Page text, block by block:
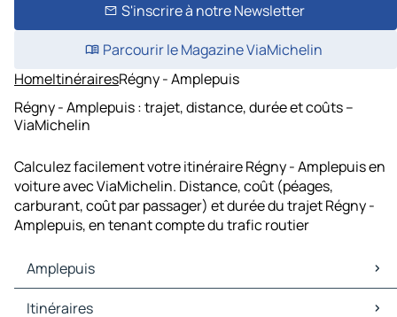
S'inscrire à notre Newsletter
Parcourir le Magazine ViaMichelin
HomeItinérairesRégny - Amplepuis
Régny - Amplepuis : trajet, distance, durée et coûts –
ViaMichelin
Calculez facilement votre itinéraire Régny - Amplepuis en
voiture avec ViaMichelin. Distance, coût (péages,
carburant, coût par passager) et durée du trajet Régny -
Amplepuis, en tenant compte du trafic routier
Amplepuis
Amplepuis Cartes et plans
Itinéraires